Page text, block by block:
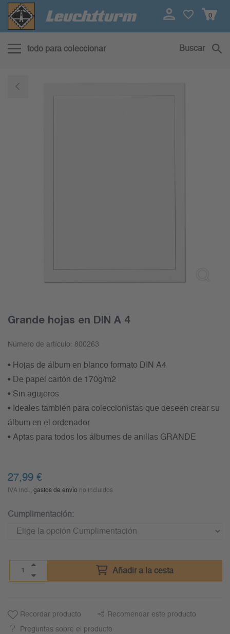
0
todo para coleccionar Buscar
Grande hojas en DIN A 4
Número de artículo: 800263
• Hojas de álbum en blanco formato DIN A4
• De papel cartón de 170g/m2
• Sin agujeros
• Ideales también para coleccionistas que deseen crear su
álbum en el ordenador
• Aptas para todos los álbumes de anillas GRANDE
27,99 €
IVA incl., gastos de envío no incluidos
Cumplimentación:
Añadir a la cesta
Recordar producto Recomendar este producto
Preguntas sobre el producto